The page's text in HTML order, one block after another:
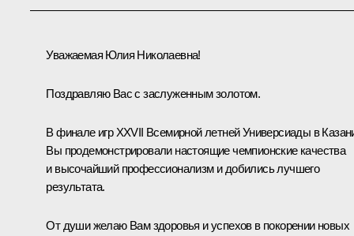
Уважаемая Юлия Николаевна!
Поздравляю Вас с заслуженным золотом.
В финале игр XXVII Всемирной летней Универсиады в
Вы продемонстрировали настоящие чемпионские качества
и высочайший профессионализм и добились лучшего
результата.
От души желаю Вам здоровья и успехов в покорении новых